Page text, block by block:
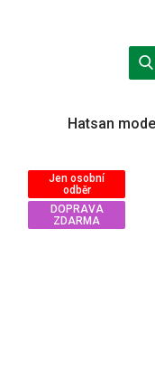
Jen osobní
odběr
DOPRAVA
ZDARMA
Hatsan